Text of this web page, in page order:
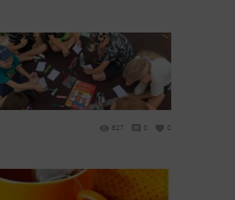
627 0 0